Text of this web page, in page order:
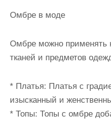
Омбре в моде
Омбре можно применять
тканей и предметов
* Платья: Платья с
изысканный и
* Топы: Топы с омбре